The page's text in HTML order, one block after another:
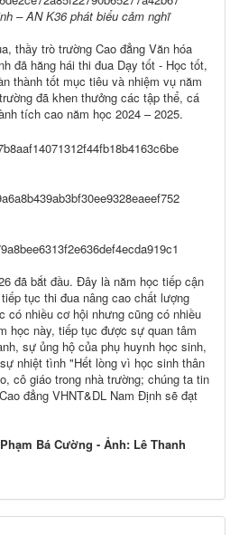
– AN K36 phát biểu cảm nghĩ
trò trường Cao đẳng Văn hóa
đã hăng hái thi đua Dạy tốt - Học tốt,
thành tốt mục tiêu và nhiệm vụ năm
đã khen thưởng các tập thể, cá
tích cao năm học 2024 – 2025.
đã bắt đầu. Đây là năm học tiếp cận
tục thi đua nâng cao chất lượng
có nhiều cơ hội nhưng cũng có nhiều
học này, tiếp tục được sự quan tâm
sự ủng hộ của phụ huynh học sinh,
nhiệt tình "Hết lòng vì học sinh thân
cô giáo trong nhà trường; chúng ta tin
đẳng VHNT&DL Nam Định sẽ đạt
Bá Cường - Ảnh: Lê Thanh